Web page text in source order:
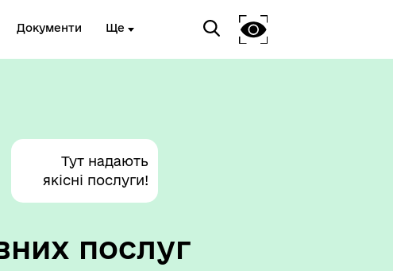
Документи Ще
Тут надають
якісні послуги!
послуг